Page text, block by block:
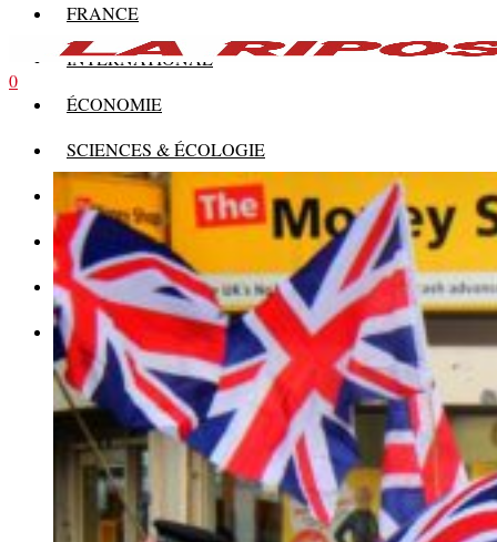
FRANCE
INTERNATIONAL
ÉCONOMIE
SCIENCES & ÉCOLOGIE
HISTOIRE
THÉORIE
CULTURE
MULTIMÉDIAS
0